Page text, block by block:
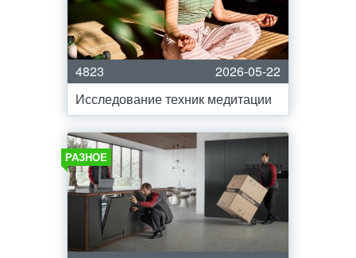
4823
2026-05-22
Исследование техник медитации
РАЗНОЕ